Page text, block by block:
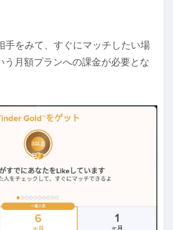
手をみて、すぐにマッチしたい場
う月額プランへの課金が必要とな